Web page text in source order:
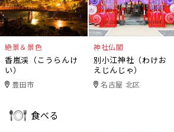
絶景＆景色
香嵐渓（こうらんけ
い）
豊田市
神社仏閣
別小江神社（わけお
えじんじゃ）
名古屋 北区
食べる